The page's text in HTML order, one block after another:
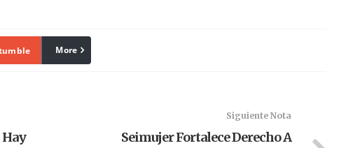
linkedin
More
Hay
Siguiente Nota
Seimujer Fortalece Derecho A